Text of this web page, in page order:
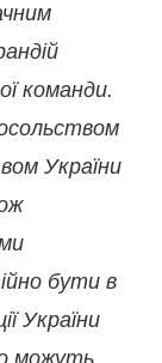
команди.
України
бути в
України
можуть